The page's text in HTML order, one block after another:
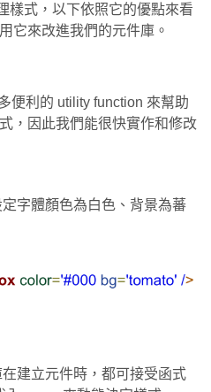
樣式，以下依照它的優點來看
它來改進我們的元件庫。
便利的 utility function 來幫助
，因此我們能很快實作和修改
字體顏色為白色、背景為蕃
建立元件時，都可接受函式